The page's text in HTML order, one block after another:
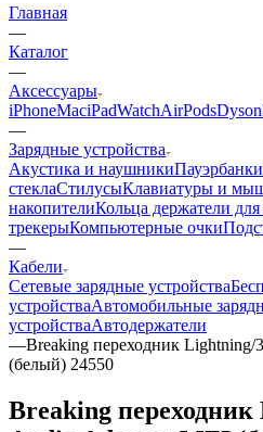
Главная
—
Каталог
—
Аксессуары
iPhoneMaciPadWatchAirPodsDyson
—
Зарядные устройства
Акустика и наушникиПауэрбанки
стеклаСтилусыКлавиатуры и
накопителиКольца держатели
трекерыКомпьютерные очки
—
Кабели
Сетевые зарядные устройства
устройстваАвтомобильные
устройстваАвтодержатели
—Breaking переходник
(белый) 24550
Breaking